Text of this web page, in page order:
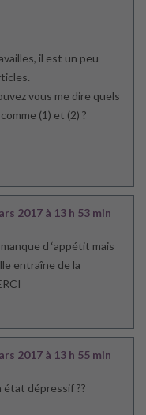
il est un peu
vous me dire quels
(1) et (2) ?
2017 à 13 h 53 min
d ‘appétit mais
entraîne de la
2017 à 13 h 55 min
état dépressif ??